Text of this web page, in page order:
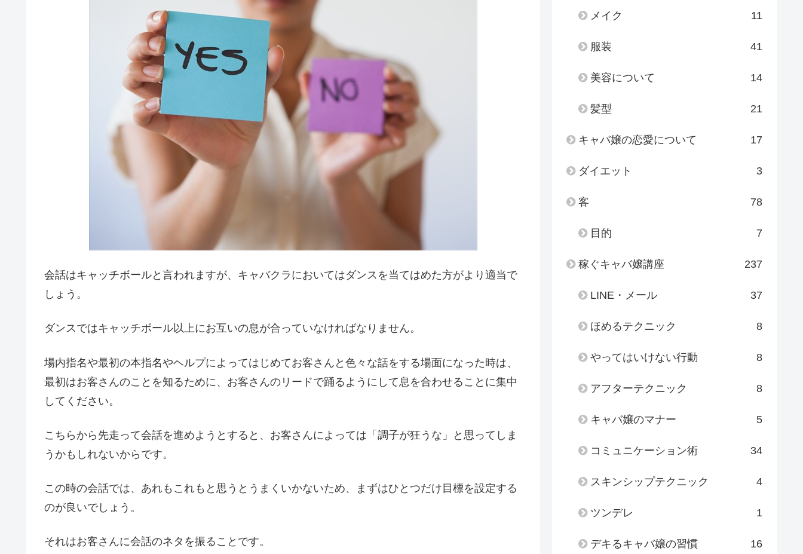
会話はキャッチボールと言われますが、キャバクラにおいてはダンスを当てはめた方がより適当で
しょう。
ダンスではキャッチボール以上にお互いの息が合っていなければなりません。
場内指名や最初の本指名やヘルプによってはじめてお客さんと色々な話をする場面になった時は、
最初はお客さんのことを知るために、お客さんのリードで踊るようにして息を合わせることに集中
してください。
こちらから先走って会話を進めようとすると、お客さんによっては「調子が狂うな」と思ってしま
うかもしれないからです。
この時の会話では、あれもこれもと思うとうまくいかないため、まずはひとつだけ目標を設定する
のが良いでしょう。
それはお客さんに会話のネタを振ることです。
メイク 11
服装 41
美容について 14
髪型 21
キャバ嬢の恋愛について 17
ダイエット 3
客 78
目的 7
稼ぐキャバ嬢講座 237
LINE・メール 37
ほめるテクニック 8
やってはいけない行動 8
アフターテクニック 8
キャバ嬢のマナー 5
コミュニケーション術 34
スキンシップテクニック 4
ツンデレ 1
デキるキャバ嬢の習慣 16